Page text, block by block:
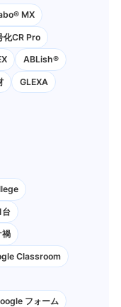
MX
化CR Pro
ABLish®
GLEXA
台
禍
Classroom
フォーム